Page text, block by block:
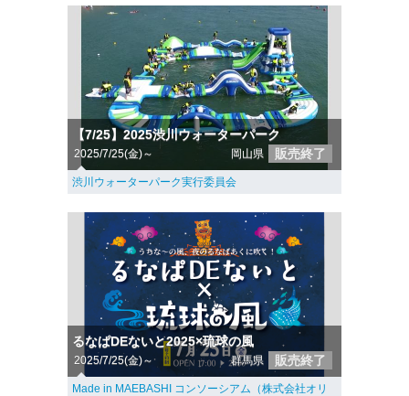
【7/25】2025渋川ウォーターパーク
2025/7/25(金)～ 岡山県 販売終了
渋川ウォーターパーク実行委員会
るなぱDEないと2025×琉球の風
2025/7/25(金)～ 群馬県 販売終了
Made in MAEBASHI コンソーシアム（株式会社オリ